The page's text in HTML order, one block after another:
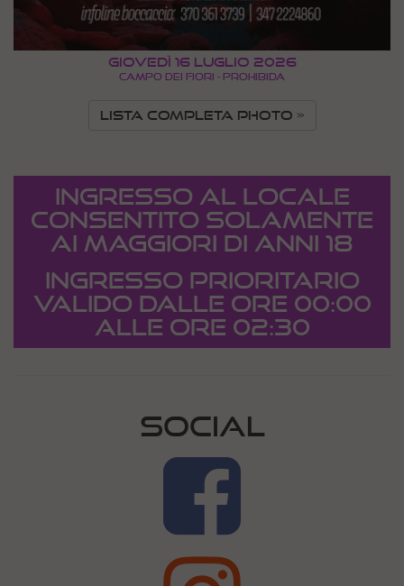
Giovedì 16 Luglio 2026
CAMPO DEI FIORI - PROHIBIDA
LISTA COMPLETA PHOTO »
INGRESSO AL LOCALE
CONSENTITO SOLAMENTE
AI MAGGIORI DI ANNI 18
Ingresso Prioritario
valido dalle ore 00:00
alle ore 02:30
SOCIAL